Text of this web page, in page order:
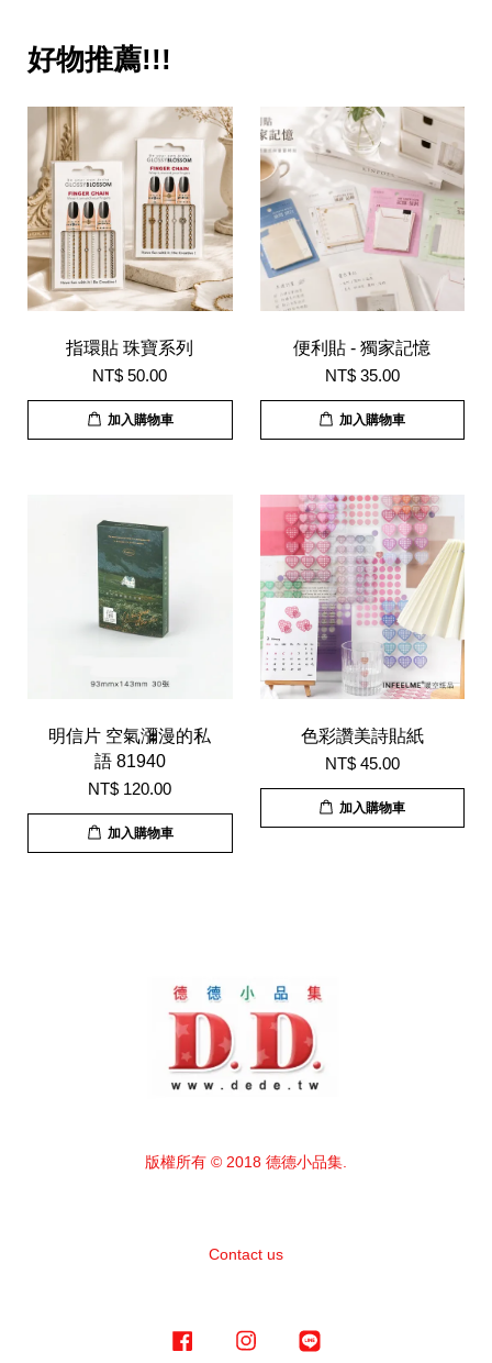
好物推薦!!!
指環貼 珠寶系列
NT$ 50.00
加入購物車
便利貼 - 獨家記憶
NT$ 35.00
加入購物車
明信片 空氣瀰漫的私
語 81940
NT$ 120.00
加入購物車
色彩讚美詩貼紙
NT$ 45.00
加入購物車
版權所有 © 2018 德德小品集.
Contact us
Facebook Instagram